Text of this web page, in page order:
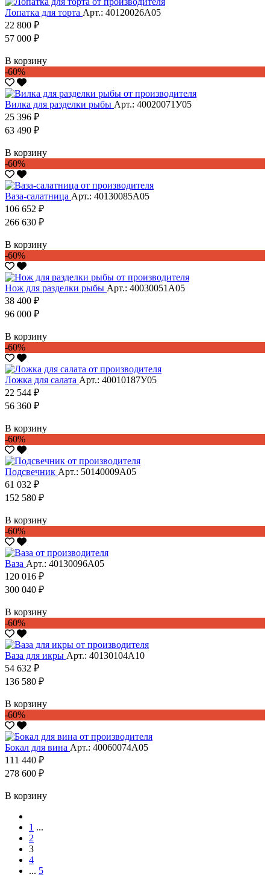
Лопатка для торта Арт.: 40120026А05
22 800 ₽
57 000 ₽
В корзину
-60%
Вилка для разделки рыбы Арт.: 40020071У05
25 396 ₽
63 490 ₽
В корзину
-60%
Ваза-салатница Арт.: 40130085А05
106 652 ₽
266 630 ₽
В корзину
-60%
Нож для разделки рыбы Арт.: 40030051А05
38 400 ₽
96 000 ₽
В корзину
-60%
Ложка для салата Арт.: 40010187У05
22 544 ₽
56 360 ₽
В корзину
-60%
Подсвечник Арт.: 50140009А05
61 032 ₽
152 580 ₽
В корзину
-60%
Ваза Арт.: 40130096А05
120 016 ₽
300 040 ₽
В корзину
-60%
Ваза для икры Арт.: 40130104А10
54 632 ₽
136 580 ₽
В корзину
-60%
Бокал для вина Арт.: 40060074А05
111 440 ₽
278 600 ₽
В корзину
1 ...
2
3
4
... 5